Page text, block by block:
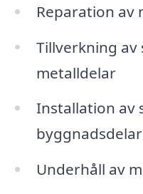
Reparation
Tillverkning av
metalldelar
Installation av
byggnadsdelar
Underhåll av